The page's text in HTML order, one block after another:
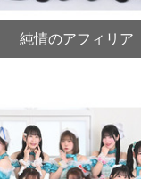
純情のアフィリア